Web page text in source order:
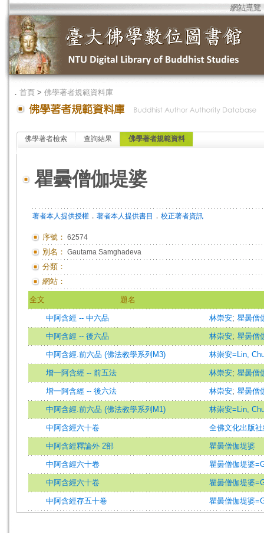
網站導覽
． 首頁 > 佛學著者規範資料庫
佛學著者檢索 查詢結果 佛學著者規範資料
瞿曇僧伽堤婆
著者本人提供授權 ． 著者本人提供書目 ． 校正著者資訊
序號： 62574
別名： Gautama Samghadeva
分類：
網站：
全文 題名
中阿含經 -- 中六品 林崇安; 瞿曇僧
中阿含經 -- 後六品 林崇安; 瞿曇僧
中阿含經.前六品 (佛法教學系列M3) 林崇安=Lin,
增一阿含經 -- 前五法 林崇安; 瞿曇僧
增一阿含經 -- 後六法 林崇安; 瞿曇僧
中阿含經.前六品 (佛法教學系列M1) 林崇安=Lin,
中阿含經六十卷 全佛文化出版
中阿含經釋論外 2部 瞿曇僧伽堤婆
中阿含經六十卷 瞿曇僧伽堤婆
中阿含經六十卷 瞿曇僧伽堤婆
中阿含經存五十卷 瞿曇僧伽堤婆